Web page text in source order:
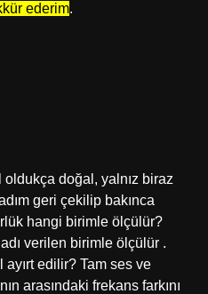
ederim.
doğal, yalnız biraz
geri çekilip bakınca
hangi birimle ölçülür?
verilen birimle ölçülür .
ayırt edilir? Tam ses ve
arasındaki frekans farkını